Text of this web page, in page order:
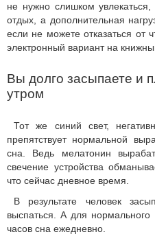
не нужно слишком
отдых, а дополнительная
если не можете отказаться от
электронный вариант на
Вы долго засыпаете и
утром
Тот же синий свет,
препятствует нормальной
сна. Ведь мелатонин
свечение устройства
что сейчас дневное время.
В результате человек
выспаться. А для нормального
часов сна ежедневно.